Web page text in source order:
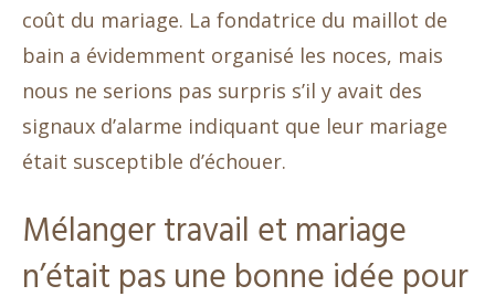
coût du mariage. La fondatrice du maillot de
bain a évidemment organisé les noces, mais
nous ne serions pas surpris s’il y avait des
signaux d’alarme indiquant que leur mariage
était susceptible d’échouer.
Mélanger travail et mariage
n’était pas une bonne idée pour